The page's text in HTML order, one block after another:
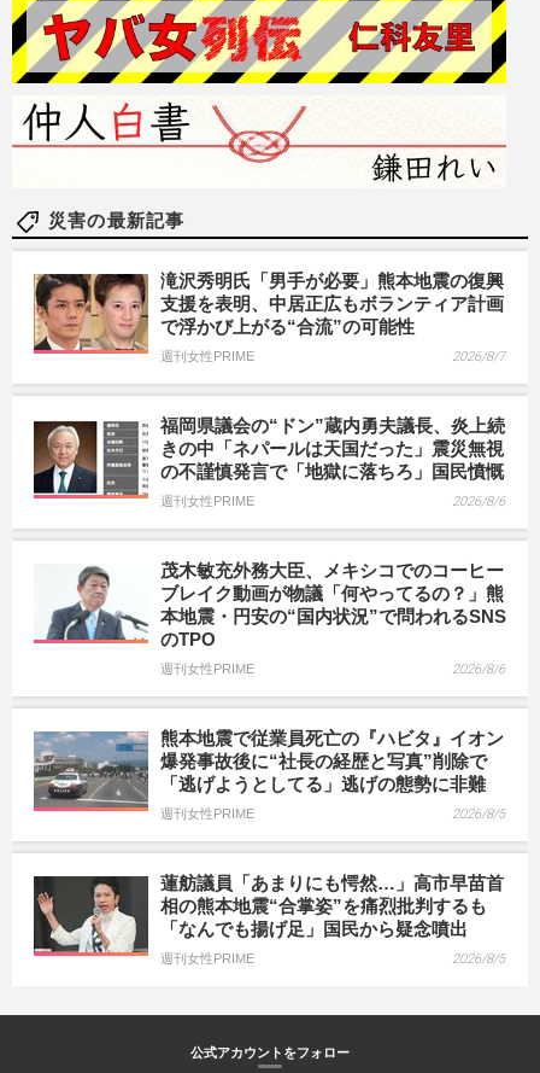
災害の最新記事
滝沢秀明氏「男手が必要」熊本地震の復興
支援を表明、中居正広もボランティア計画
で浮かび上がる“合流”の可能性
週刊女性PRIME 2026/8/7
福岡県議会の“ドン”蔵内勇夫議長、炎上続
きの中「ネパールは天国だった」震災無視
の不謹慎発言で「地獄に落ちろ」国民憤慨
週刊女性PRIME 2026/8/6
茂木敏充外務大臣、メキシコでのコーヒー
ブレイク動画が物議「何やってるの？」熊
本地震・円安の“国内状況”で問われるSNS
のTPO
週刊女性PRIME 2026/8/6
熊本地震で従業員死亡の『ハビタ』イオン
爆発事故後に“社長の経歴と写真”削除で
「逃げようとしてる」逃げの態勢に非難
週刊女性PRIME 2026/8/5
蓮舫議員「あまりにも愕然…」高市早苗首
相の熊本地震“合掌姿”を痛烈批判するも
「なんでも揚げ足」国民から疑念噴出
週刊女性PRIME 2026/8/5
公式アカウントをフォロー